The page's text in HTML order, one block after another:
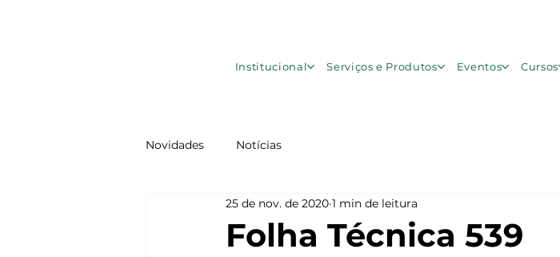
Institucional Serviços e Produtos Eventos Cursos
Novidades Notícias
Folha Técnica 539
25 de nov. de 2020 1 min de leitura